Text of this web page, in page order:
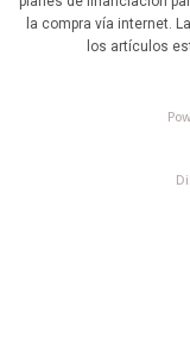
la compra vía internet.
los artículos